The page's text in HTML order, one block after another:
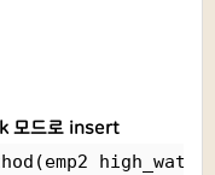
모드로 insert